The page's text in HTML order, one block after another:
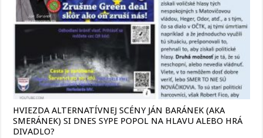
HVIEZDA ALTERNATÍVNEJ SCÉNY JÁN BARÁNEK (AKA
SMERÁNEK) SI DNES SYPE POPOL NA HLAVU ALEBO HRÁ
DIVADLO?